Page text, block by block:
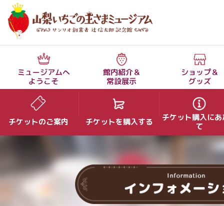
ミュージアムへ
ようこそ
館内紹介＆
常設展示
ショップ＆
グッズ
チケットのご案内 チケットを購入する
チケット購入に
て